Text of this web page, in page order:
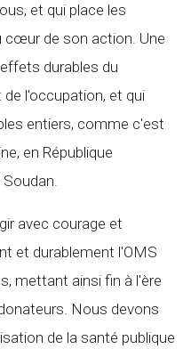
et qui place les
de son action. Une
durables du
l'occupation, et qui
entiers, comme c'est
en République
avec courage et
et durablement l'OMS
mettant ainsi fin à l'ère
Nous devons
de la santé publique